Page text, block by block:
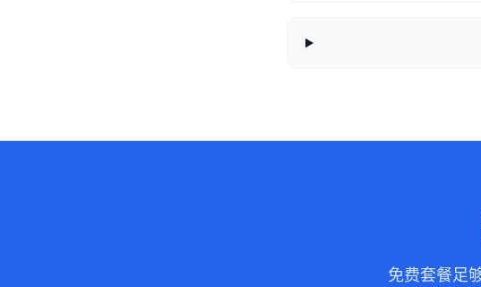
免费套餐足